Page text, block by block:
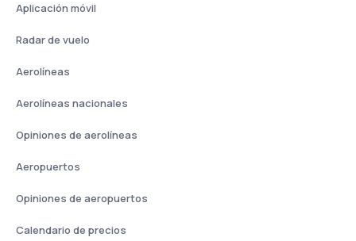
Aplicación móvil
Radar de vuelo
Aerolíneas
Aerolíneas nacionales
Opiniones de aerolíneas
Aeropuertos
Opiniones de aeropuertos
Calendario de precios